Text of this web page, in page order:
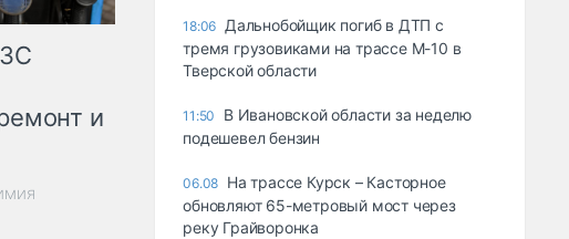
и
18:06 Дальнобойщик погиб в ДТП с
тремя грузовиками на трассе М-10 в
Тверской области
11:50
В Ивановской области за неделю
подешевел бензин
06.08 На трассе Курск – Касторное
обновляют 65-метровый мост через
реку Грайворонка